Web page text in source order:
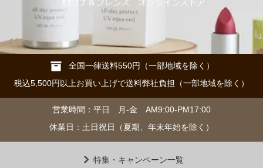
全国一律送料550円（一部地域を除く）
税込5,500円以上お買い上げで送料弊社負担（一部地域を除く）
営業時間：平日 月-金 AM9:00-PM17:00
休業日：土日祝日（夏期、年末年始を除く）
特集・キャンペーン一覧